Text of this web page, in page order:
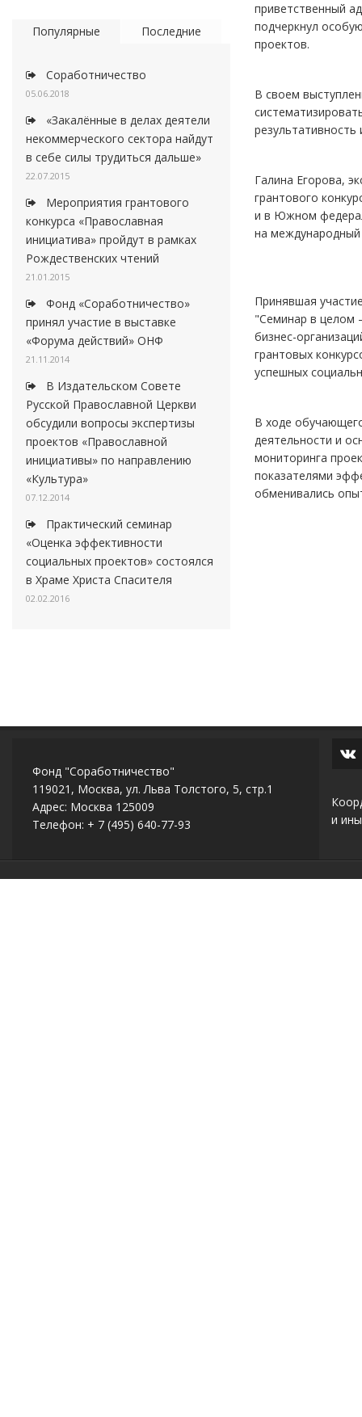
Популярные Последние
Соработничество
05.06.2018
«Закалённые в делах деятели
некоммерческого сектора найдут
в себе силы трудиться дальше»
22.07.2015
Мероприятия грантового
конкурса «Православная
инициатива» пройдут в рамках
Рождественских чтений
21.01.2015
Фонд «Соработничество»
принял участие в выставке
«Форума действий» ОНФ
21.11.2014
В Издательском Совете
Русской Православной Церкви
обсудили вопросы экспертизы
проектов «Православной
инициативы» по направлению
«Культура»
07.12.2014
Практический семинар
«Оценка эффективности
социальных проектов» состоялся
в Храме Христа Спасителя
02.02.2016
приветственный
подчеркнул
проектов.
В своем
Галина Егорова,
грантового
и в Южном
на международный
Принявшая
"Семинар в целом
бизнес-
грантовых
успешных
В ходе
деятельности и
мониторинга
показателями
обменивались
Фонд "Соработничество"
119021, Москва, ул. Льва Толстого, 5, стр.1
Адрес: Москва 125009
Телефон: + 7 (495) 640-77-93
и